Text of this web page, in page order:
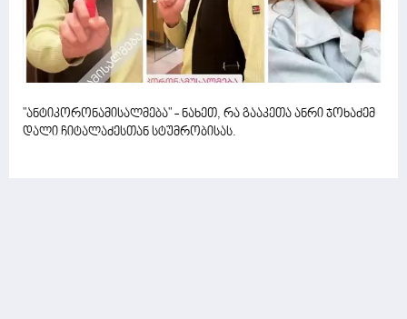
"ანტიკორონამისალმება" - ნახეთ, რა გააკეთა ანრი ჯოხაძემ
დალი ჩიტალაძესთან სტუმრობისას.